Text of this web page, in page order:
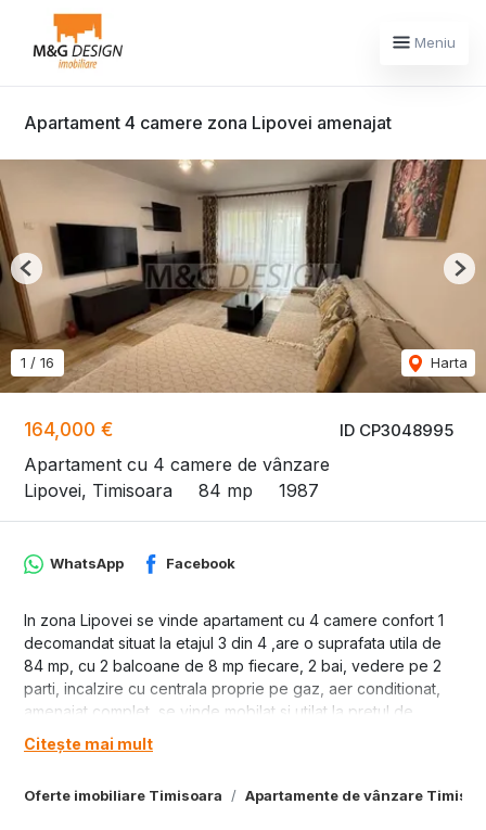
Meniu
Apartament 4 camere zona Lipovei amenajat
ID CP3048995
164,000 €
Apartament cu 4 camere de vânzare
Lipovei, Timisoara
84 mp 1987
1 / 16 Harta
Previous
Oferte imobiliare Timisoara Apartamente de vânzare
WhatsApp Facebook
In zona Lipovei se vinde apartament cu 4 camere confort 1
decomandat situat la etajul 3 din 4 ,are o suprafata utila de
84 mp, cu 2 balcoane de 8 mp fiecare, 2 bai, vedere pe 2
parti, incalzire cu centrala proprie pe gaz, aer conditionat,
amenajat complet, se vinde mobilat si utilat la pretul de
164000 euro.
Citește mai mult